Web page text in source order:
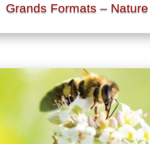
Grands Formats – Nature